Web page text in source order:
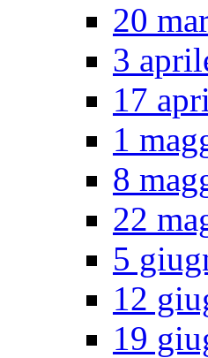
20
3
17
1
8
22
5
12
19